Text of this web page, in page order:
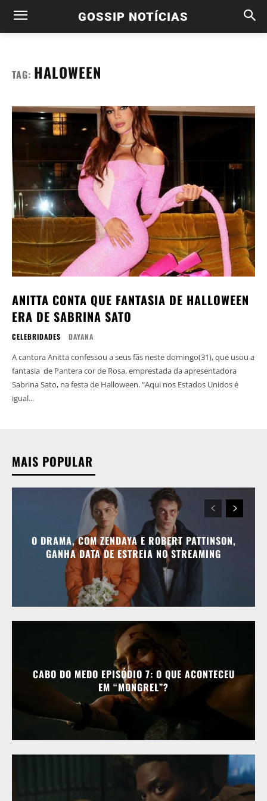
GOSSIP NOTÍCIAS
TAG: HALOWEEN
ANITTA CONTA QUE FANTASIA DE HALLOWEEN
ERA DE SABRINA SATO
CELEBRIDADES DAYANA
A cantora Anitta confessou a seus fãs neste domingo(31), que usou a
fantasia de Pantera cor de Rosa, emprestada da apresentadora
Sabrina Sato, na festa de Halloween. "Aqui nos Estados Unidos é
igual...
MAIS POPULAR
O DRAMA, COM ZENDAYA E ROBERT PATTINSON,
GANHA DATA DE ESTREIA NO STREAMING
CABO DO MEDO EPISÓDIO 7: O QUE ACONTECEU
EM “MONGREL”?